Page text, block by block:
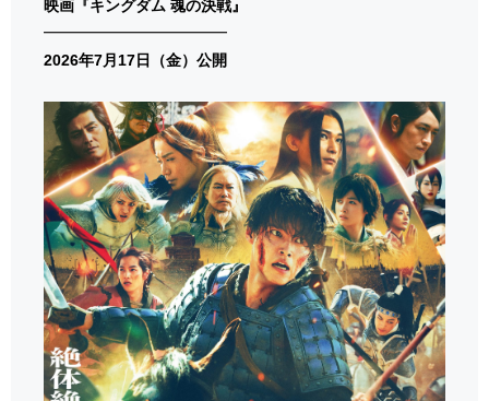
映画『キングダム 魂の決戦』
━━━━━━━━━━━━
2026年7月17日（金）公開